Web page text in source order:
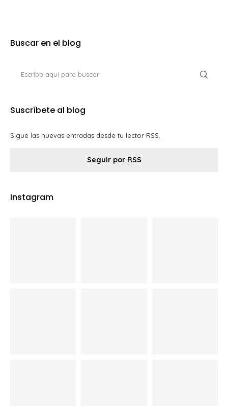
Buscar en el blog
Suscríbete al blog
Sigue las nuevas entradas desde tu lector RSS.
Seguir por RSS
Instagram